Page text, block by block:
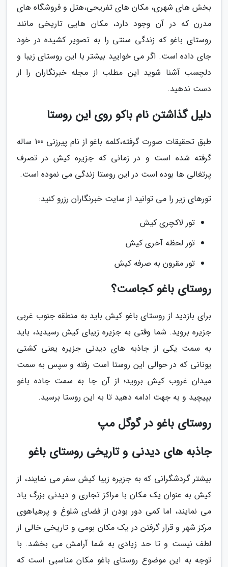
بخش های شهری، مکان های تفریحی،هتل و فروشگاه های
مدرن که در آن وجود دارد، مکان هایی تاریخی مانند
روستای باغو که زندگی سنتی را به تصویر کشیده در خود
جای داده است. اگر می خوایید بیشتر با این روستای زیبا و
دلچسب آشنا شوید این مطلب از مجله خبرنگاران را از
دست ندهید.
دلیل گذاشتن نام باکو روی این روستا
طبق تحقیقات صورت گرفته،کلمه باغو از نام پیرزنی 100 ساله
گرفته شده است و در زمانی که جزیره کیش در تصرف
پرتغالی ها بوده است در این روستا زندگی می نموده است.
تورهای زیر را می توانید از سایت خبرنگاران رزرو کنید:
تور لاکچری کیش
تور لحظه آخری کیش
تور مقرون به صرفه کیش
روستای باغو کجاست؟
برای بازدید از روستای باغو کیش باید به منطقه جنوب غربی
جزیره بروید. شما وقتی به جزیره زیبای کیش رسیدید، باید
به سمت یکی از جاذبه های دیدنی جزیره یعنی کشتی
یونانی که در حوالی این روستا است رفته و سپس به سمت
میدان غروب کیش بروید؛ از آن جا به سمت جاده باغو
بپیچید و به جهت ادامه دهید تا به این روستا برسید.
روستای باغو در گوگل مپ
جاذبه های دیدنی و تاریخی روستای باغو
بیشتر گردشگرانی که به جزیره زیبا کیش سفر می نمایند، از
کیش به عنوان یک مکان با مراکز تجاری و دیدنی بزرگ یاد
می نمایند، اما کمی دور بودن از فضای شلوغ و پرهیاهوی
مرکز شهر و قرار گرفتن در یک مکان بومی و تاریخی خالی از
لطف نیست و تا حد زیادی به شما آرامش می بخشد. با
توجه به این موضوع روستای باغو مکان مناسبی است که